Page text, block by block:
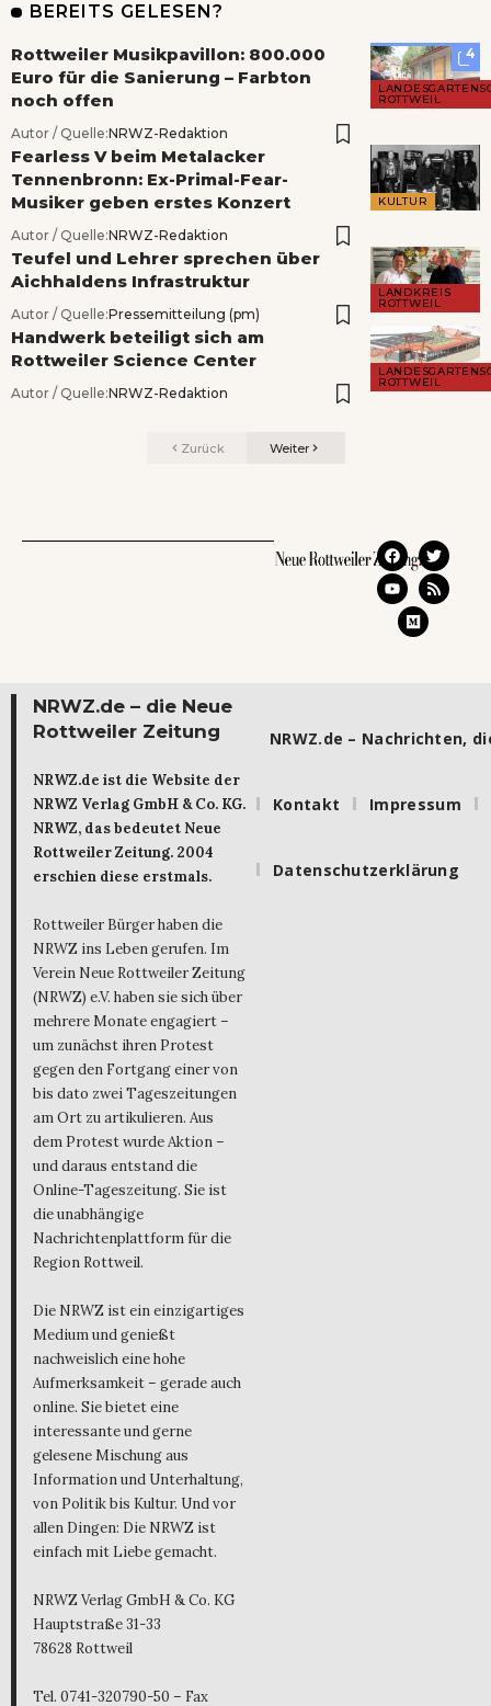
BEREITS GELESEN?
4
ROTTWEIL
Rottweiler Musikpavillon: 800.000
Euro für die Sanierung – Farbton
noch offen
Autor / Quelle:NRWZ-Redaktion
KULTUR
Fearless V beim Metalacker
Tennenbronn: Ex-Primal-Fear-
Musiker geben erstes Konzert
Autor / Quelle:NRWZ-Redaktion
LANDKREIS
ROTTWEIL
Teufel und Lehrer sprechen über
Aichhaldens Infrastruktur
Autor / Quelle:Pressemitteilung (pm)
ROTTWEIL
Handwerk beteiligt sich am
Rottweiler Science Center
Autor / Quelle:NRWZ-Redaktion
Zurück Weiter
NRWZ.de – die Neue
Rottweiler Zeitung
NRWZ.de ist die Website der
NRWZ Verlag GmbH & Co. KG.
NRWZ, das bedeutet Neue
Rottweiler Zeitung. 2004
erschien diese erstmals.
Rottweiler Bürger haben die
NRWZ ins Leben gerufen. Im
Verein Neue Rottweiler Zeitung
(NRWZ) e.V. haben sie sich über
mehrere Monate engagiert –
um zunächst ihren Protest
gegen den Fortgang einer von
bis dato zwei Tageszeitungen
am Ort zu artikulieren. Aus
dem Protest wurde Aktion –
und daraus entstand die
Online-Tageszeitung. Sie ist
die unabhängige
Nachrichtenplattform für die
Region Rottweil.
Die NRWZ ist ein einzigartiges
Medium und genießt
nachweislich eine hohe
Aufmerksamkeit – gerade auch
online. Sie bietet eine
interessante und gerne
gelesene Mischung aus
Information und Unterhaltung,
von Politik bis Kultur. Und vor
allen Dingen: Die NRWZ ist
einfach mit Liebe gemacht.
NRWZ Verlag GmbH & Co. KG
Hauptstraße 31-33
78628 Rottweil
Tel. 0741-320790-50 – Fax
NRWZ.de – Nachrichten,
Kontakt Impressum
Datenschutzerklärung